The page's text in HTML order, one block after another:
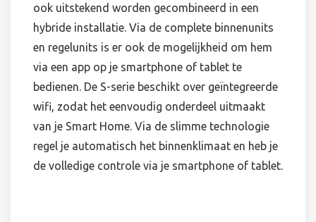
ook uitstekend worden gecombineerd in een
hybride installatie. Via de complete binnenunits
en regelunits is er ook de mogelijkheid om hem
via een app op je smartphone of tablet te
bedienen. De S-serie beschikt over geïntegreerde
wifi, zodat het eenvoudig onderdeel uitmaakt
van je Smart Home. Via de slimme technologie
regel je automatisch het binnenklimaat en heb je
de volledige controle via je smartphone of tablet.